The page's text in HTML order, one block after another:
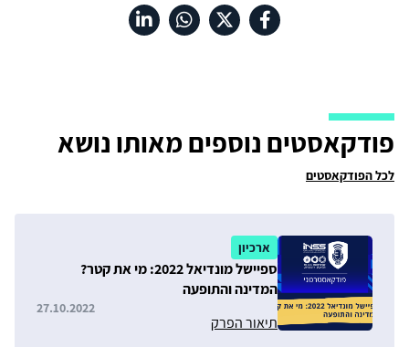
פודקאסטים נוספים מאותו נושא
לכל הפודקאסטים
ארכיון
ספיישל מונדיאל 2022: מי את קטר?
המדינה והתופעה
תיאור הפרק
27.10.2022